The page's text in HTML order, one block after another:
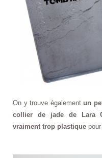
On y trouve également un
collier de jade de Lara
vraiment trop plastique